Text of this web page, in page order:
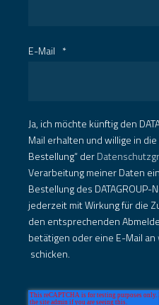
E-Mail *
Ja, ich möchte künftig den
Mail erhalten und willige in
Bestellung“ der
Verarbeitung meiner Daten
Bestellung des
jederzeit mit Wirkung für die
den entsprechenden
betätigen oder eine E-Mail an
schicken.